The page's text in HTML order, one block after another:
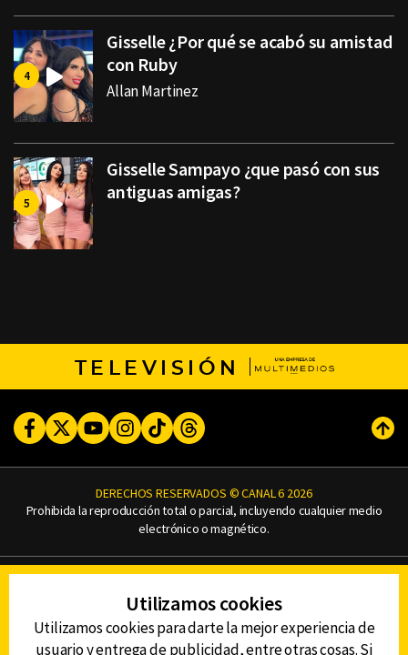
Gisselle ¿Por qué se acabó su amistad
con Ruby
Allan Martinez
Gisselle Sampayo ¿que pasó con sus
antiguas amigas?
TELEVISIÓN
FacebookTwitterYoutubeInstagram
TikTokThreads
DERECHOS RESERVADOS © CANAL 6 2026
Prohibida la reproducción total o parcial, incluyendo cualquier medio
electrónico o magnético.
AVISO DE PRIVACIDAD
AVISO LEGAL
DEFENSORÍA DE LAS AUDIENCIAS
Utilizamos cookies
Utilizamos cookies para darte la mejor experiencia de
usuario y entrega de publicidad, entre otras cosas. Si